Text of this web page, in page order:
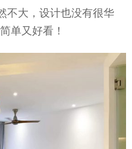
大，设计也没有很华
单又好看！